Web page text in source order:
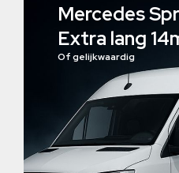
Mercedes
Extra lang
Of gelijkwaardig